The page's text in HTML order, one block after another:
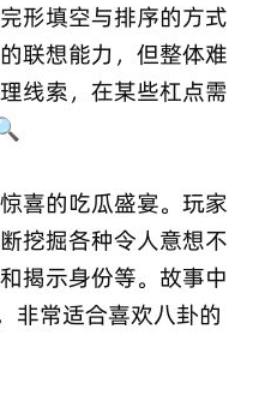
形填空与排序的方式
联想能力，但整体难
线索，在某些杠点需
喜的吃瓜盛宴。玩家
挖掘各种令人意想不
揭示身份等。故事中
非常适合喜欢八卦的